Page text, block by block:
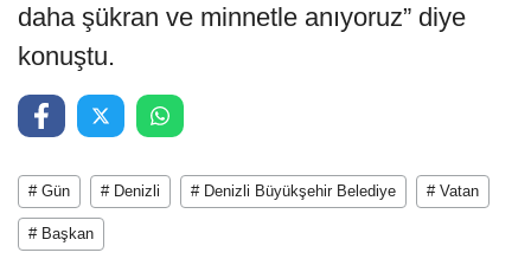
daha şükran ve minnetle anıyoruz” diye
konuştu.
# Gün # Denizli # Denizli Büyükşehir Belediye # Vatan
# Başkan